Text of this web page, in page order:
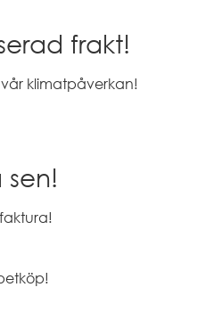
frakt!
vår klimatpåverkan!